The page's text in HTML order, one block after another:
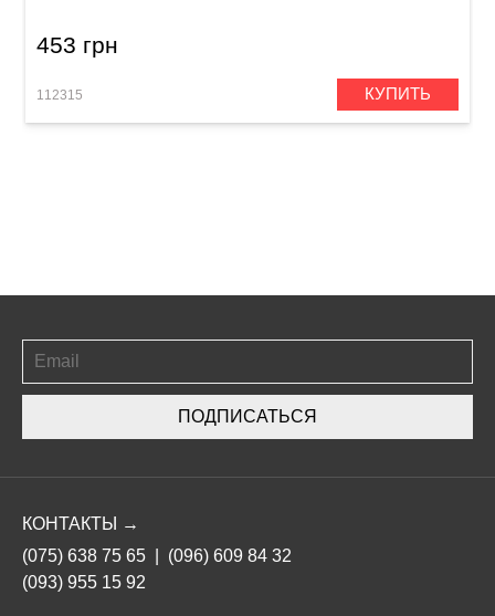
453 грн
112315 КУПИТЬ
ПОДПИСАТЬСЯ
КОНТАКТЫ →
(075) 638 75 65
(096) 609 84 32
(093) 955 15 92